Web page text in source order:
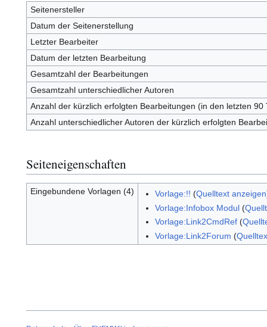
Seitenersteller
Datum der Seitenerstellung
Letzter Bearbeiter
Datum der letzten Bearbeitung
Gesamtzahl der Bearbeitungen
Gesamtzahl unterschiedlicher Autoren
Anzahl der kürzlich erfolgten Bearbeitungen (in den letzten 90
Anzahl unterschiedlicher Autoren der kürzlich erfolgten
Seiteneigenschaften
Eingebundene Vorlagen (4) Vorlage:!! (Quelltext anzeigen
Vorlage:Infobox Modul(
Vorlage:Link2CmdRef(
Vorlage:Link2Forum (